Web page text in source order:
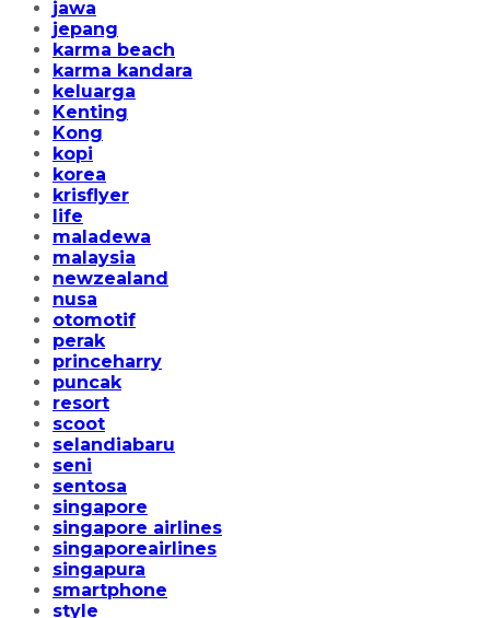
jawa
jepang
karma beach
karma kandara
keluarga
Kenting
Kong
kopi
korea
krisflyer
life
maladewa
malaysia
newzealand
nusa
otomotif
perak
princeharry
puncak
resort
scoot
selandiabaru
seni
sentosa
singapore
singapore airlines
singaporeairlines
singapura
smartphone
style